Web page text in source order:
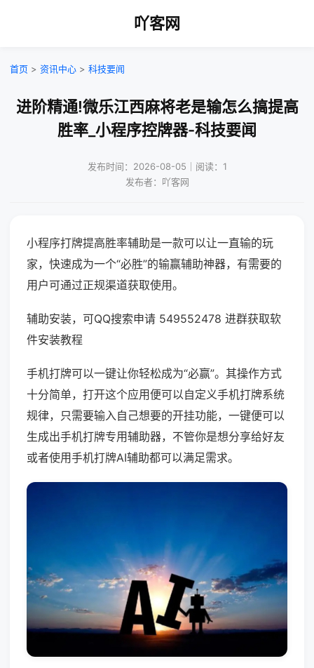
吖客网
首页 > 资讯中心 > 科技要闻
进阶精通!微乐江西麻将老是输怎么搞提高
胜率_小程序控牌器-科技要闻
发布时间：2026-08-05｜阅读：1
发布者：吖客网
小程序打牌提高胜率辅助是一款可以让一直输的玩
家，快速成为一个“必胜”的输赢辅助神器，有需要的
用户可通过正规渠道获取使用。
辅助安装，可QQ搜索申请 549552478 进群获取软
件安装教程
手机打牌可以一键让你轻松成为“必赢”。其操作方式
十分简单，打开这个应用便可以自定义手机打牌系统
规律，只需要输入自己想要的开挂功能，一键便可以
生成出手机打牌专用辅助器，不管你是想分享给好友
或者使用手机打牌AI辅助都可以满足需求。